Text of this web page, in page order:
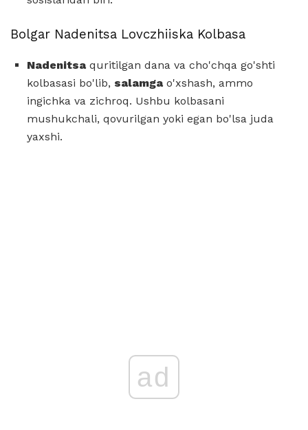
Bolgar Nadenitsa Lovczhiiska Kolbasa
Nadenitsaquritilgan dana va cho'chqa go'shti
kolbasasi bo'lib, salamgao'xshash, ammo
ingichka va zichroq. Ushbu kolbasani
mushukchali, qovurilgan yoki egan bo'lsa juda
yaxshi.
ad